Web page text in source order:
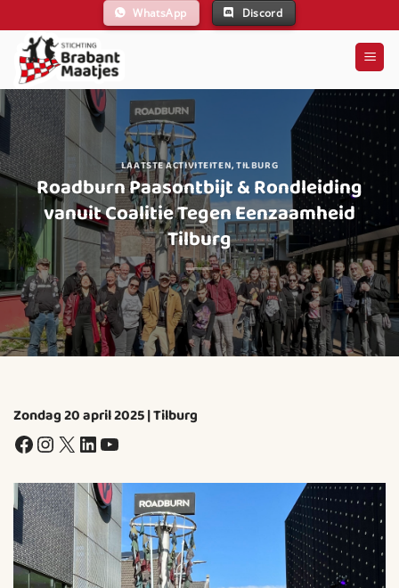
naar
inhoud
WhatsApp Discord
LAATSTE ACTIVITEITEN,TILBURG
Roadburn Paasontbijt & Rondleiding
vanuit Coalitie Tegen Eenzaamheid
Tilburg
Zondag 20 april 2025 | Tilburg
Facebook
Instagram
X LinkedIn
YouTube